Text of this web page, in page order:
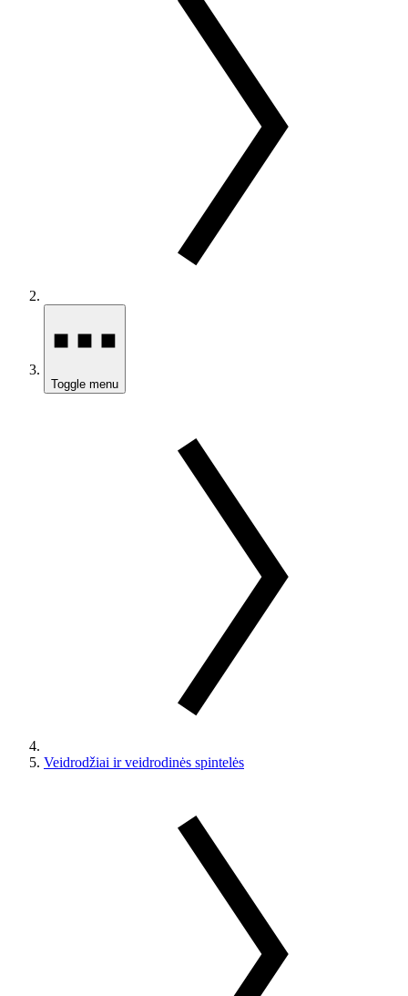
Toggle menu
Veidrodžiai ir veidrodinės spintelės